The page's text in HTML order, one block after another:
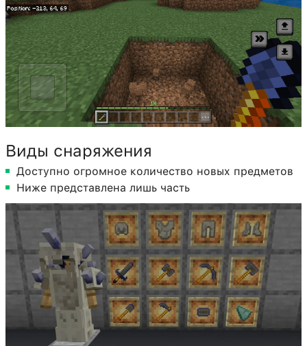
Виды снаряжения
Доступно огромное количество новых предметов
Ниже представлена лишь часть